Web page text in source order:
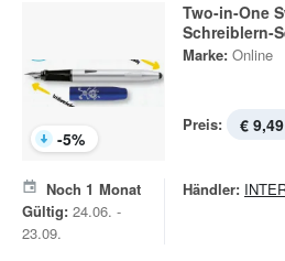
-5%
Two-in-One
Schreiblern-
Marke: Online
Preis: € 9,49
Noch 1 Monat
Gültig: 24.06. -
23.09.
Händler: